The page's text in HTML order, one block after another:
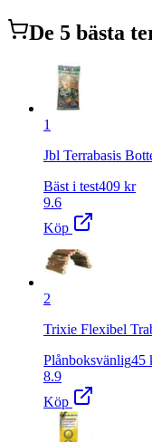
De 5 bästa
1
Jbl Terrabasis
Bäst i test409 kr
9.6
Köp
2
Trixie Flexibel
Plånboksvänlig45
8.9
Köp